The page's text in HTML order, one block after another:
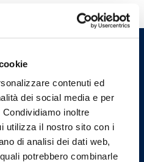
contenuti ed
dei social media e per
inoltre
utilizza il nostro sito con i
di analisi dei dati web,
potrebbero combinarle
Chirurghi e
della